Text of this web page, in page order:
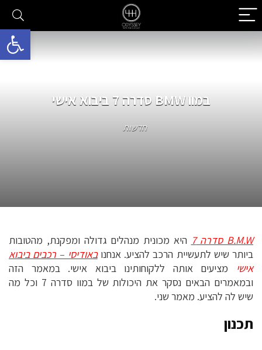
פתח
במוו BMW סדרה 7 ביבוא אישי
חדשות
B.M.W סדרה 7
היא מכונית מנהלים גדולה ומפקנת, מהטובות
ביותר שיש לתעשיית הרכב להציע. אנחנובאודיסי – רכבים ביבוא
אישי מציעים אותה ללקוחותינו ביבוא אישי. במאמר הזה
ובמאמרים הבאים נסקר את היכולות של במוו סדרה 7 וכל מה
שיש לה להציע. מאמר שני.
תכנון